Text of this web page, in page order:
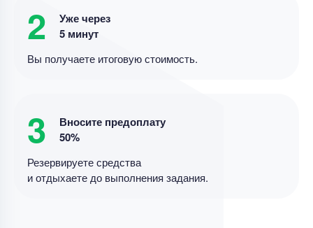
Цена20000 ₽
английском языке у школьников
Уникальность50%
Срок выполнения
Дипломная работа
Дипломная работа – Дивидентная политика и
рыночная стоимость
Уникальность 85%
2
Уже через
5 минут
Вы получаете итоговую стоимость.
3
Вносите предоплату
50%
Резервируете средства
и отдыхаете до выполнения задания.